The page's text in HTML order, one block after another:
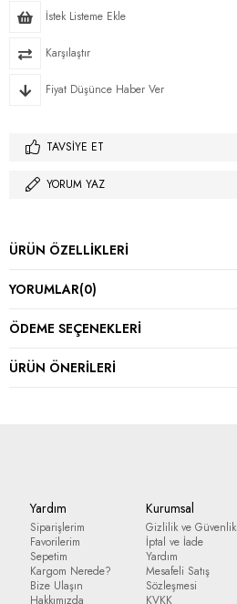
İstek Listeme Ekle
Karşılaştır
Fiyat Düşünce Haber Ver
TAVSIYE ET
YORUM YAZ
ÜRÜN ÖZELLIKLERI
YORUMLAR(0)
ÖDEME SEÇENEKLERI
ÜRÜN ÖNERILERI
Yardım
Siparişlerim
Favorilerim
Sepetim
Kargom Nerede?
Bize Ulaşın
Hakkımızda
Kurumsal
Gizlilik ve Güvenlik
İptal ve İade
Yardım
Mesafeli Satış
Sözleşmesi
KVKK